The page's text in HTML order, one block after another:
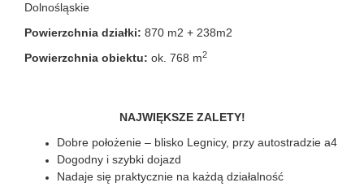
Dolnośląskie
Powierzchnia działki: 870 m2 + 238m2
Powierzchnia obiektu: ok. 768 m2
NAJWIĘKSZE ZALETY!
Dobre położenie – blisko Legnicy, przy autostradzie a4
Dogodny i szybki dojazd
Nadaje się praktycznie na każdą działalność